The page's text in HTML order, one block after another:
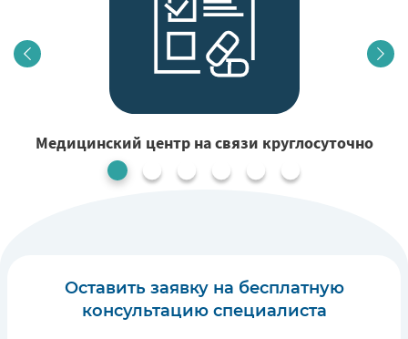
Медицинский центр на связи круглосуточно
Оставить заявку на бесплатную
консультацию специалиста